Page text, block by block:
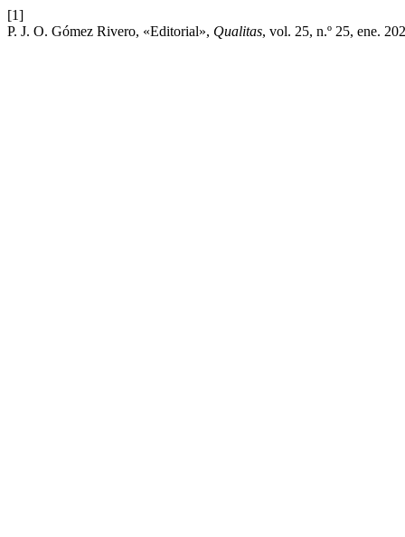
[1]
P. J. O. Gómez Rivero, «Editorial», Qualitas, vol. 25, n.º 25, ene.